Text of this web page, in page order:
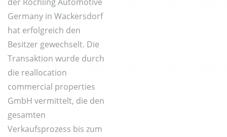
Germany in Wackersdorf
hat erfolgreich den
Besitzer gewechselt. Die
Transaktion wurde durch
die reallocation
commercial properties
GmbH vermittelt, die den
gesamten
Verkaufsprozess bis zum